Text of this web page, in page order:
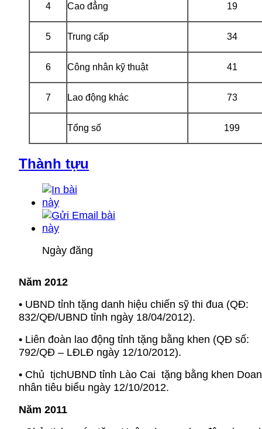
4 Cao đẳng 19
5 Trung cấp 34
6 Công nhân kỹ thuật 41
7 Lao động khác 73
Tổng số 199
Thành tựu
Ngày đăng
Năm 2012
• UBND tỉnh tặng danh hiệu chiến sỹ thi đua (QĐ:
832/QĐ/UBND tỉnh ngày 18/04/2012).
• Liên đoàn lao động tỉnh tặng bằng khen (QĐ số:
792/QĐ – LĐLĐ ngày 12/10/2012).
• Chủ tịchUBND tỉnh Lào Cai tặng bằng khen
nhân tiêu biểu ngày 12/10/2012.
Năm 2011